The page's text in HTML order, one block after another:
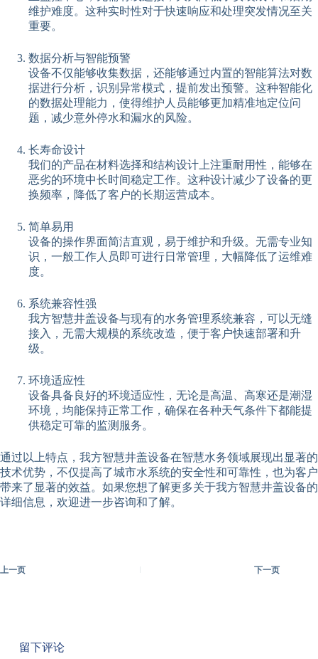
维护难度。这种实时性对于快速响应和处理突发情况至关
重要。
数据分析与智能预警
设备不仅能够收集数据，还能够通过内置的智能算法对数
据进行分析，识别异常模式，提前发出预警。这种智能化
的数据处理能力，使得维护人员能够更加精准地定位问
题，减少意外停水和漏水的风险。
长寿命设计
我们的产品在材料选择和结构设计上注重耐用性，能够在
恶劣的环境中长时间稳定工作。这种设计减少了设备的更
换频率，降低了客户的长期运营成本。
简单易用
设备的操作界面简洁直观，易于维护和升级。无需专业知
识，一般工作人员即可进行日常管理，大幅降低了运维难
度。
系统兼容性强
我方智慧井盖设备与现有的水务管理系统兼容，可以无缝
接入，无需大规模的系统改造，便于客户快速部署和升
级。
环境适应性
设备具备良好的环境适应性，无论是高温、高寒还是潮湿
环境，均能保持正常工作，确保在各种天气条件下都能提
供稳定可靠的监测服务。
通过以上特点，我方智慧井盖设备在智慧水务领域展现出显著的
技术优势，不仅提高了城市水系统的安全性和可靠性，也为客户
带来了显著的效益。如果您想了解更多关于我方智慧井盖设备的
详细信息，欢迎进一步咨询和了解。
上一页 下一页
留下评论